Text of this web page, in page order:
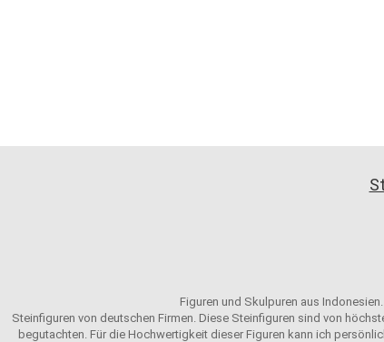
Figuren und Skulpuren aus
Steinfiguren von deutschen Firmen. Diese Steinfiguren sind von
begutachten. Für die Hochwertigkeit dieser Figuren kann ich